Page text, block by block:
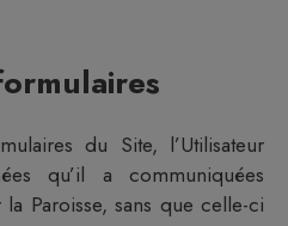
du Site, l’Utilisateur
qu’il a communiquées
la Paroisse, sans que celle-ci